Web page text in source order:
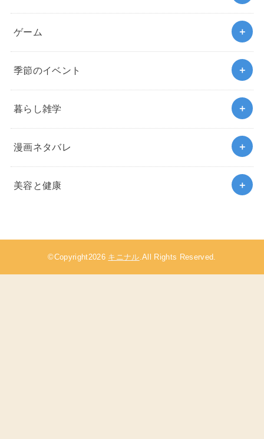
ゲーム
季節のイベント
暮らし雑学
漫画ネタバレ
美容と健康
©Copyright2026 キニナル .All Rights Reserved.